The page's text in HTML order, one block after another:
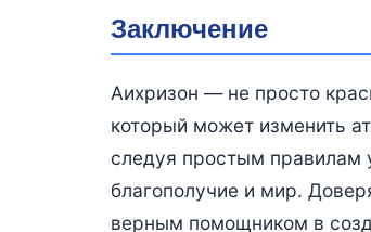
Заключение
Аихризон — не просто
который может изменить
следуя простым правилам
благополучие и мир.
верным помощником в